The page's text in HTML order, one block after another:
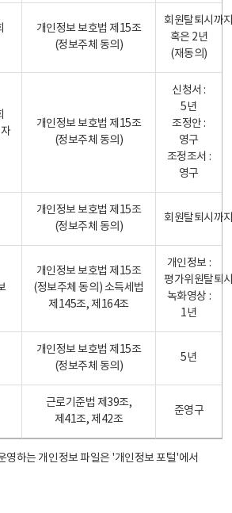
개인정보 보호법 제15조
(정보주체 동의)
회원탈퇴시까
혹은 2년
(재동의)
개인정보 보호법 제15조
(정보주체 동의)
신청서 :
5년
조정안 :
영구
조정조서 :
영구
개인정보 보호법 제15조
(정보주체 동의)
회원탈퇴시까
개인정보 보호법 제15조
(정보주체 동의) 소득세법
제145조, 제164조
개인정보 :
평가위원탈퇴
녹화영상 :
1년
개인정보 보호법 제15조
(정보주체 동의)
5년
근로기준법 제39조,
제41조, 제42조
준영구
영하는 개인정보 파일은 '개인정보 포털'에서